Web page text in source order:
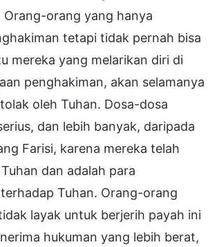
Orang-orang yang hanya
tetapi tidak pernah bisa
mereka yang melarikan diri di
penghakiman, akan selamanya
oleh Tuhan. Dosa-dosa
dan lebih banyak, daripada
Farisi, karena mereka telah
dan adalah para
Tuhan. Orang-orang
layak untuk berjerih payah ini
hukuman yang lebih berat,